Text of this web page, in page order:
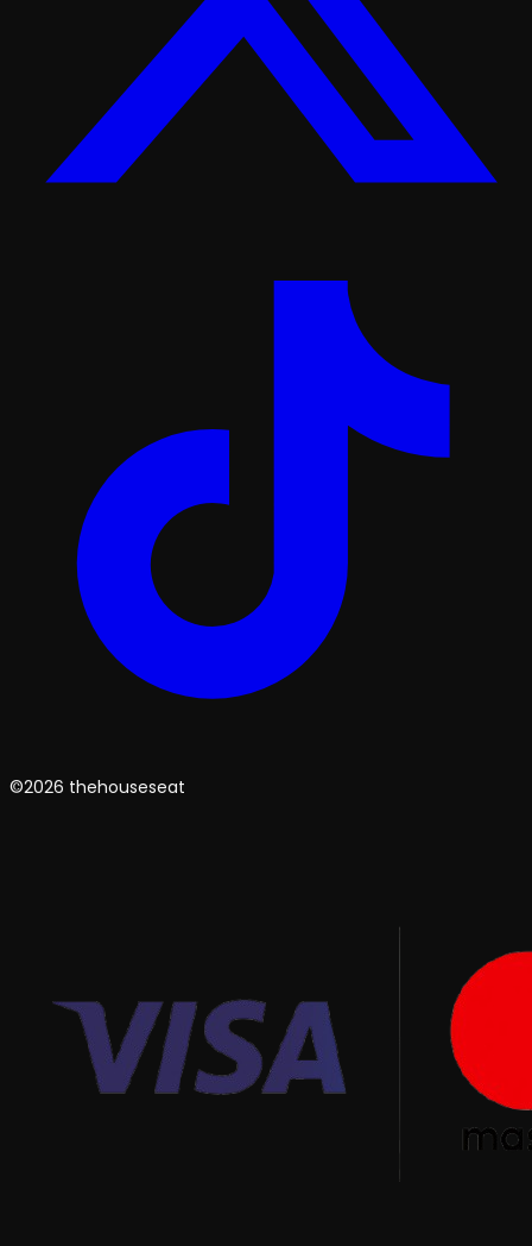
©2026 thehouseseat